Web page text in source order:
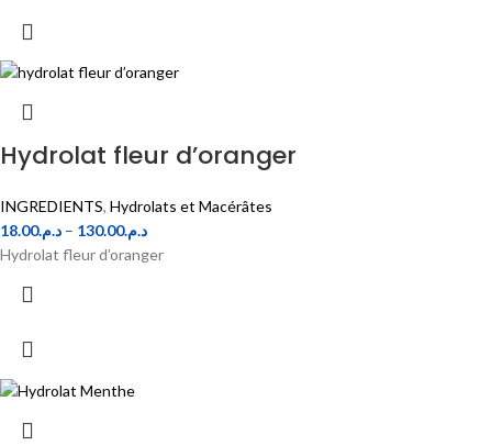
Hydrolat fleur d’oranger
INGREDIENTS, Hydrolats et Macérâtes
د.م.18.00 – د.م.130.00
Hydrolat fleur d’oranger